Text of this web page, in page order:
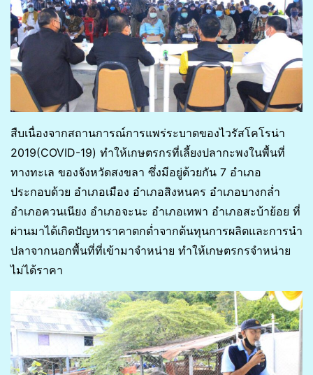
สืบเนื่องจากสถานการณ์การแพร่ระบาดของไวรัสโคโรน่า
2019(COVID-19) ทำให้เกษตรกรที่เลี้ยงปลากะพงในพื้นที่
ทางทะเล ของจังหวัดสงขลา ซึ่งมีอยู่ด้วยกัน 7 อำเภอ
ประกอบด้วย อำเภอเมือง อำเภอสิงหนคร อำเภอบางกล่ำ
อำเภอควนเนียง อำเภอจะนะ อำเภอเทพา อำเภอสะบ้าย้อย ที่
ผ่านมาได้เกิดปัญหาราคาตกต่ำจากต้นทุนการผลิตและการนำ
ปลาจากนอกพื้นที่ที่เข้ามาจำหน่าย ทำให้เกษตรกรจำหน่าย
ไม่ได้ราคา